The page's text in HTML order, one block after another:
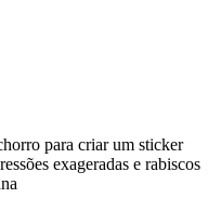
para criar um sticker
exageradas e rabiscos